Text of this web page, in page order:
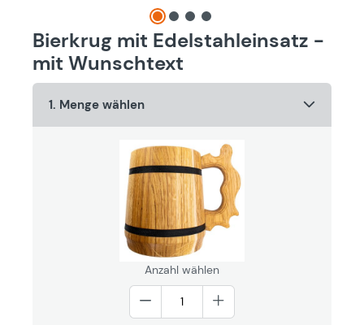
Bierkrug mit Edelstahleinsatz -
mit Wunschtext
1. Menge wählen
Anzahl wählen